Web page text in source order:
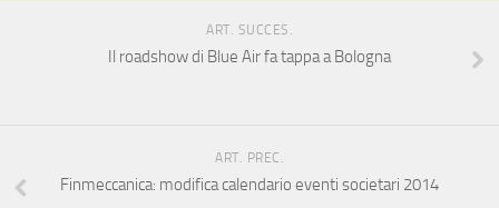
ART. SUCCES.
Il roadshow di Blue Air fa tappa a Bologna
ART. PREC.
Finmeccanica: modifica calendario eventi societari 2014